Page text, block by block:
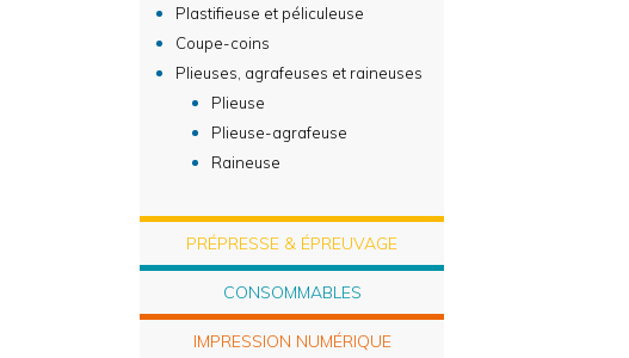
Plastifieuse et péliculeuse
Coupe-coins
Plieuses, agrafeuses et raineuses
Plieuse
Plieuse-agrafeuse
Raineuse
PRÉPRESSE & ÉPREUVAGE
CONSOMMABLES
IMPRESSION NUMÉRIQUE